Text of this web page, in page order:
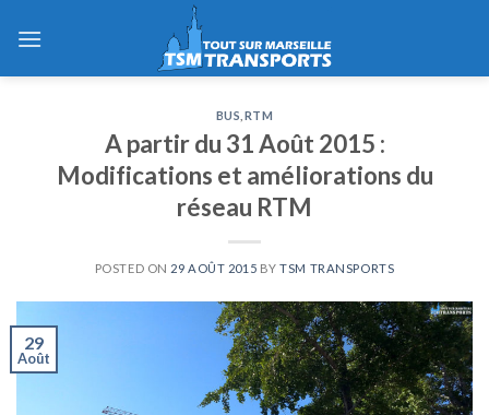
BUS RTM
A partir du 31 Août 2015 :
Modifications et améliorations du
réseau RTM
POSTED ON 29 AOÛT 2015 BYTSM TRANSPORTS
29
Août